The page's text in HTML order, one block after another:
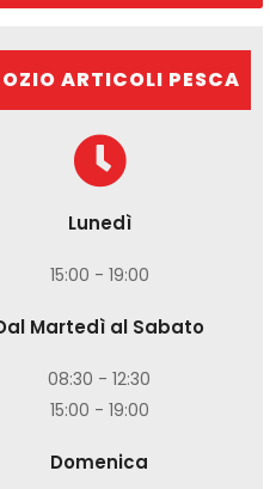
ARTICOLI PESCA
Lunedì
15:00 - 19:00
Martedì al Sabato
08:30 - 12:30
15:00 - 19:00
Domenica